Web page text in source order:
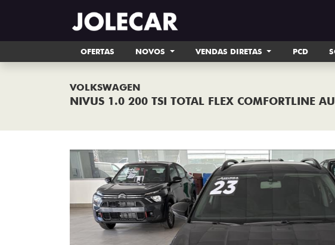
OFERTAS NOVOS VENDAS DIRETAS PCD
VOLKSWAGEN
NIVUS 1.0 200 TSI TOTAL FLEX COMFORTLINE